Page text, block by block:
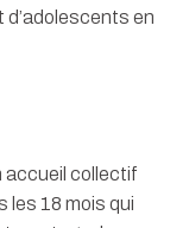
d’adolescents en
accueil collectif
les 18 mois qui